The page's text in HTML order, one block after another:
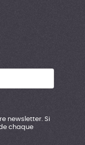
newsletter. Si
chaque